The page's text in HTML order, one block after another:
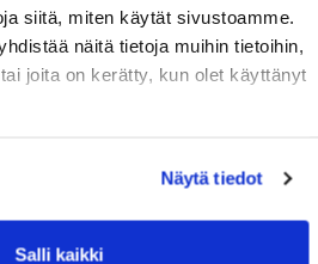
siitä, miten käytät sivustoamme.
näitä tietoja muihin tietoihin,
joita on kerätty, kun olet käyttänyt
Näytä tiedot
Salli kaikki